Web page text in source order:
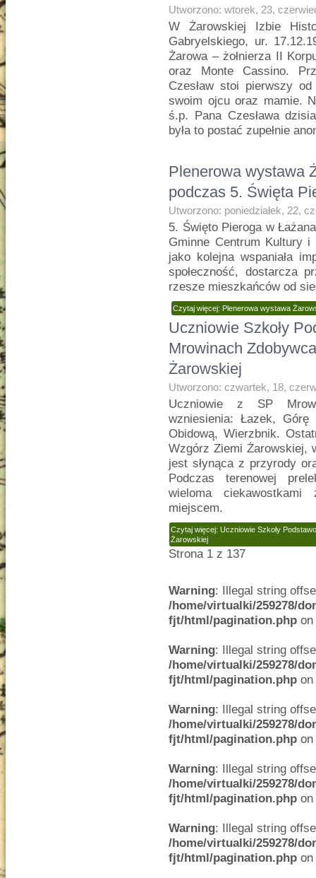
Utworzono: wtorek, 23,
W Żarowskiej Izbie
Gabryelskiego, ur.
Żarowa – żołnierza II
oraz Monte Cassino.
Czesław stoi pierwszy
swoim ojcu oraz mamie.
ś.p. Pana Czesława
była to postać zupełnie
Plenerowa wystawa
podczas 5. Święta
Utworzono: poniedziałek, 22,
5. Święto Pieroga w
Gminne Centrum Kultury
jako kolejna wspaniała
społeczność, dostarcza
rzesze mieszkańców od
Czytaj więcej: Plenerowa wystawa
Uczniowie Szkoły
Mrowinach
Żarowskiej
Utworzono: czwartek, 18,
Uczniowie z SP
wzniesienia: Łazek,
Obidową, Wierzbnik.
Wzgórz Ziemi Żarowskiej,
jest słynąca z przyrody
Podczas terenowej
wieloma
miejscem.
Czytaj więcej: Uczniowie Szkoły
Żarowskiej
Strona 1 z 137
Warning: Illegal string
/home/virtualki/259278/
fjt/html/pagination.php
Warning: Illegal string
/home/virtualki/259278/
fjt/html/pagination.php
Warning: Illegal string
/home/virtualki/259278/
fjt/html/pagination.php
Warning: Illegal string
/home/virtualki/259278/
fjt/html/pagination.php
Warning: Illegal string
/home/virtualki/259278/
fjt/html/pagination.php